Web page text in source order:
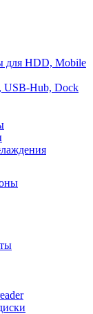
для HDD, Mobile
USB-Hub, Dock